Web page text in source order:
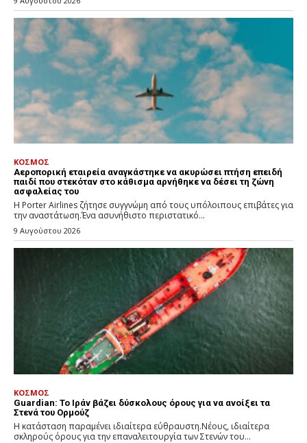
ΚΟΣΜΟΣ
Αεροπορική εταιρεία αναγκάστηκε να ακυρώσει πτήση επειδή
παιδί που στεκόταν στο κάθισμα αρνήθηκε να δέσει τη ζώνη
ασφαλείας του
Η Porter Airlines ζήτησε συγγνώμη από τους υπόλοιπους επιβάτες για
την αναστάτωση.Ένα ασυνήθιστο περιστατικό...
9 Αυγούστου 2026
ΚΟΣΜΟΣ
Guardian: Το Ιράν βάζει δύσκολους όρους για να ανοίξει τα
Στενά του Ορμούζ
Η κατάσταση παραμένει ιδιαίτερα εύθραυστη.Νέους, ιδιαίτερα
σκληρούς όρους για την επαναλειτουργία των Στενών του...